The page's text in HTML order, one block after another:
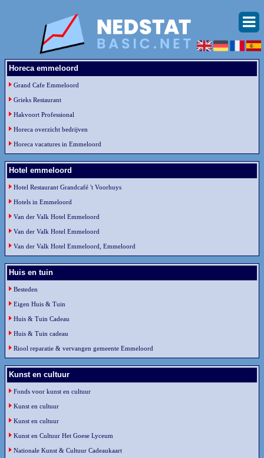
Horeca emmeloord
Grand Cafe Emmeloord
Grieks Restaurant
Hakvoort Professional
Horeca overzicht bedrijven
Horeca vacatures in Emmeloord
Hotel emmeloord
Hotel Restaurant Grandcafé 't Voorhuys
Hotels in Emmeloord
Van der Valk Hotel Emmeloord
Van der Valk Hotel Emmeloord
Van der Valk Hotel Emmeloord, Emmeloord
Huis en tuin
Besteden
Eigen Huis & Tuin
Huis & Tuin Cadeau
Huis & Tuin cadeau
Riool reparatie & vervangen gemeente Emmeloord
Kunst en cultuur
Fonds voor kunst en cultuur
Kunst en cultuur
Kunst en cultuur
Kunst en Cultuur Het Goese Lyceum
Nationale Kunst & Cultuur Cadeaukaart